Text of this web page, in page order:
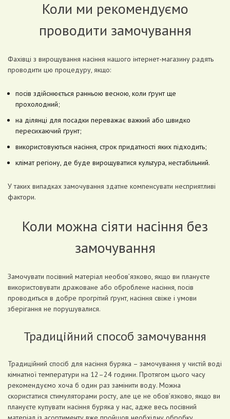
Коли ми рекомендуємо
проводити замочування
Фахівці з вирощування насіння нашого інтернет-магазину радять
проводити цю процедуру, якщо:
посів здійснюється ранньою весною, коли ґрунт ще
прохолодний;
на ділянці для посадки переважає важкий або швидко
пересихаючий ґрунт;
використовуються насіння, строк придатності яких підходить;
клімат регіону, де буде вирощуватися культура, нестабільний.
У таких випадках замочування здатне компенсувати несприятливі
фактори.
Коли можна сіяти насіння без
замочування
Замочувати посівний матеріал необов’язково, якщо ви плануєте
використовувати дражоване або оброблене насіння, посів
проводиться в добре прогрітий ґрунт, насіння свіже і умови
зберігання не порушувалися.
Традиційний способ замочування
Традиційний спосіб для насіння буряка – замочування у чистій воді
кімнатної температури на 12–24 години. Протягом цього часу
рекомендуємо хоча б один раз замінити воду. Можна
скористатися стимуляторами росту, але це не обов’язково, якщо ви
плануєте купувати насіння буряка у нас, адже весь посівний